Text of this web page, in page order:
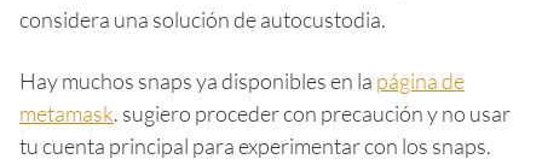
considera una solución de autocustodia.
Hay muchos snaps ya disponibles en la página de
metamask. sugiero proceder con precaución y no usar
tu cuenta principal para experimentar con los snaps.